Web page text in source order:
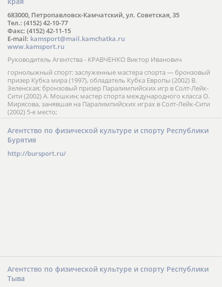
683000, Петропавловск-Камчатский, ул. Советская, 35
Тел.: (4152) 42-10-77
Факс: (4152) 42-11-15
E-mail: kamsport@mail.kamchatka.ru
www.kamsport.ru
Руководитель Агентства - КРАВЧЕНКО Виктор Иванович
горнолыжный спорт: заслуженные мастера спорта — бронзовый
призер Кубка мира (1997), обладатель Кубка Европы (2002) В.
Зеленская; бронзовый призер Паралимпийских игр в Солт-Лейк-
Сити (2002) А. Мошкин; мастер спорта международного класса О.
Мирясова, занявшая на Паралимпийских играх в Солт-Лейк-Сити
(2002) 5-е место;
Агентство по физической культуре и спорту Республики
Бурятия
http://bursport.ru/
Агентство по физической культуре и спорту Республики
Тыва